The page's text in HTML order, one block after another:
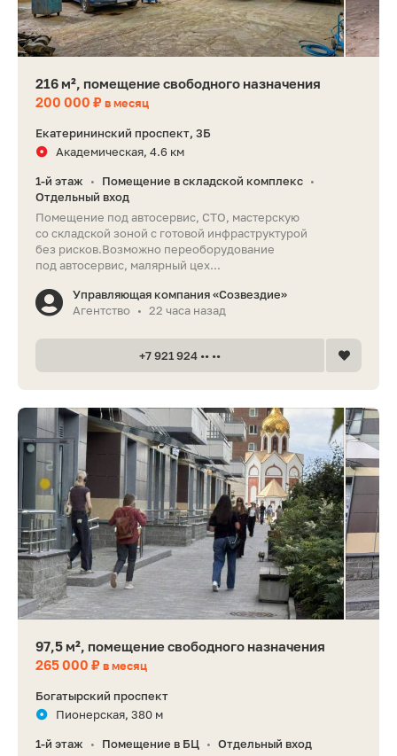
216 м², помещение свободного назначения
200 000 ₽в месяц
Екатерининский проспект, 3Б
Академическая, 4.6 км
1-й этаж • Помещение в складской комплекс •
Отдельный вход
Помещение под автосервис, СТО, мастерскую
со складской зоной с готовой инфраструктурой
без рисков.Возможно переоборудование
под автосервис, малярный цех...
Управляющая компания «Созвездие»
Агентство
• 22 часа назад
+7 921 924 •• ••
97,5 м², помещение свободного назначения
265 000 ₽в месяц
Богатырский проспект
Пионерская, 380 м
1-й этаж • Помещение в БЦ • Отдельный вход